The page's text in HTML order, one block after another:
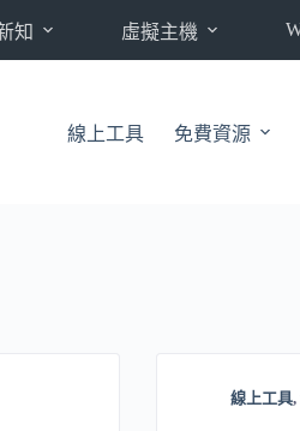
知 虛擬主機
線上工具 免費資源
線上工具,